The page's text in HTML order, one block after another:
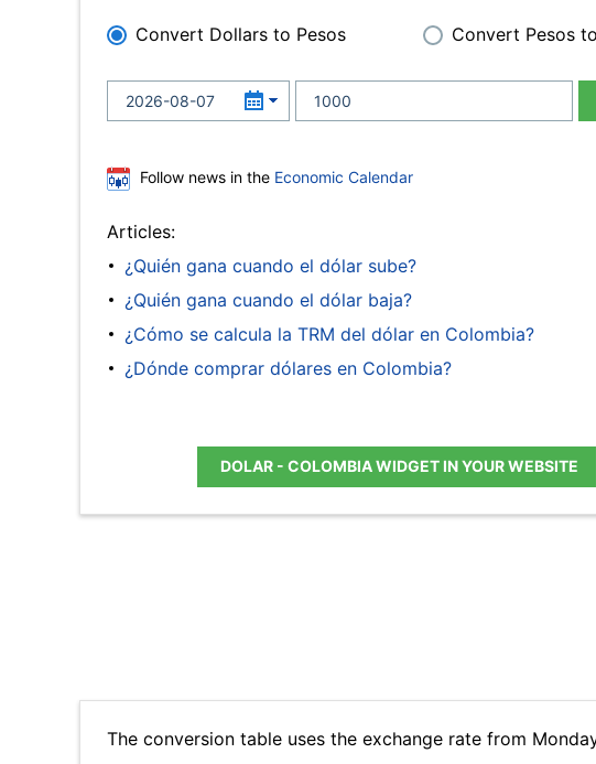
Convert Dollars to Pesos Convert Pesos
Follow news in the Economic Calendar
Articles:
¿Quién gana cuando el dólar sube?
¿Quién gana cuando el dólar baja?
¿Cómo se calcula la TRM del dólar en Colombia?
¿Dónde comprar dólares en Colombia?
DOLAR - COLOMBIA WIDGET IN YOUR WEBSITE
The conversion table uses the exchange rate from